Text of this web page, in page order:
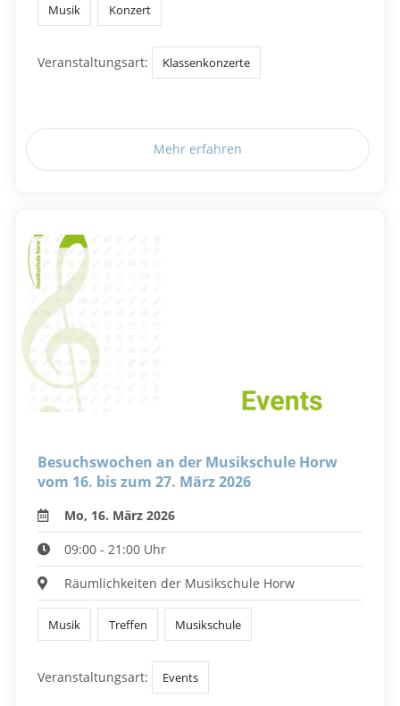
Musik Konzert
Veranstaltungsart: Klassenkonzerte
Mehr erfahren
Besuchswochen an der Musikschule Horw
vom 16. bis zum 27. März 2026
Mo, 16. März 2026
09:00 - 21:00 Uhr
Räumlichkeiten der Musikschule Horw
Musik Treffen Musikschule
Veranstaltungsart: Events